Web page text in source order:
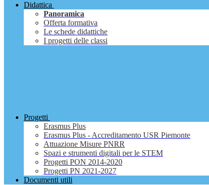
Didattica
Panoramica
Offerta formativa
Le schede didattiche
I progetti delle classi
Progetti
Erasmus Plus
Erasmus Plus - Accreditamento USR Piemonte
Attuazione Misure PNRR
Spazi e strumenti digitali per le STEM
Progetti PON 2014-2020
Progetti PN 2021-2027
Documenti utili